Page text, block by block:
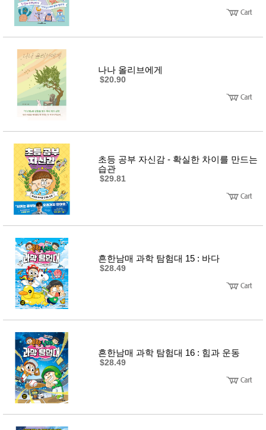
나나 올리브에게
$20.90
초등 공부 자신감 - 확실한 차이를 만드는
습관
$29.81
흔한남매 과학 탐험대 15 : 바다
$28.49
흔한남매 과학 탐험대 16 : 힘과 운동
$28.49